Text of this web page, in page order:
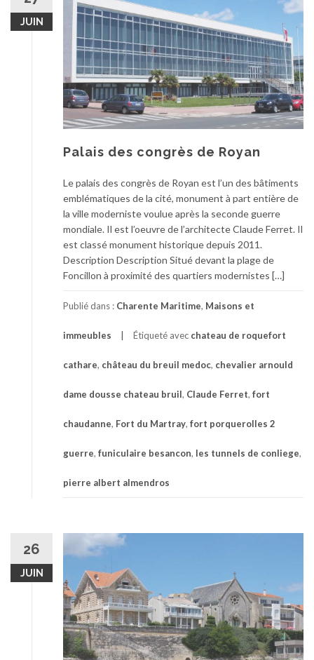
JUIN
Palais des congrès de Royan
Le palais des congrès de Royan est l’un des bâtiments
emblématiques de la cité, monument à part entière de
la ville moderniste voulue après la seconde guerre
mondiale. Il est l’oeuvre de l’architecte Claude Ferret. Il
est classé monument historique depuis 2011.
Description Description Situé devant la plage de
Foncillon à proximité des quartiers modernistes […]
Publié dans : Charente Maritime, Maisons et
immeubles Étiqueté avec chateau de roquefort
cathare, château du breuil medoc, chevalier arnould
dame dousse chateau bruil, Claude Ferret, fort
chaudanne, Fort du Martray, fort porquerolles 2
guerre, funiculaire besancon, les tunnels de conliege,
pierre albert almendros
26
JUIN